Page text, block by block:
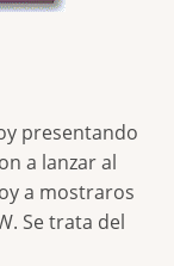
presentando
a lanzar al
a mostraros
Se trata del